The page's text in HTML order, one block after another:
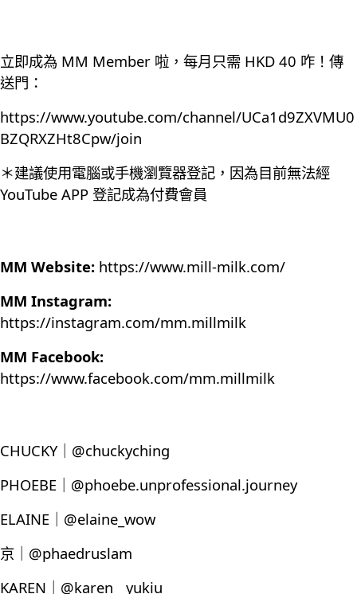
立即成為 MM Member 啦，每月只需 HKD 40 咋！傳
送門：
https://www.youtube.com/channel/UCa1d9ZXVMU0
BZQRXZHt8Cpw/join
＊建議使用電腦或手機瀏覽器登記，因為目前無法經
YouTube APP 登記成為付費會員
MM Website: https://www.mill-milk.com/
MM Instagram:
https://instagram.com/mm.millmilk
MM Facebook:
https://www.facebook.com/mm.millmilk
CHUCKY｜@chuckyching
PHOEBE｜@phoebe.unprofessional.journey
ELAINE｜@elaine_wow
京｜@phaedruslam
KAREN｜@karen__yukiu